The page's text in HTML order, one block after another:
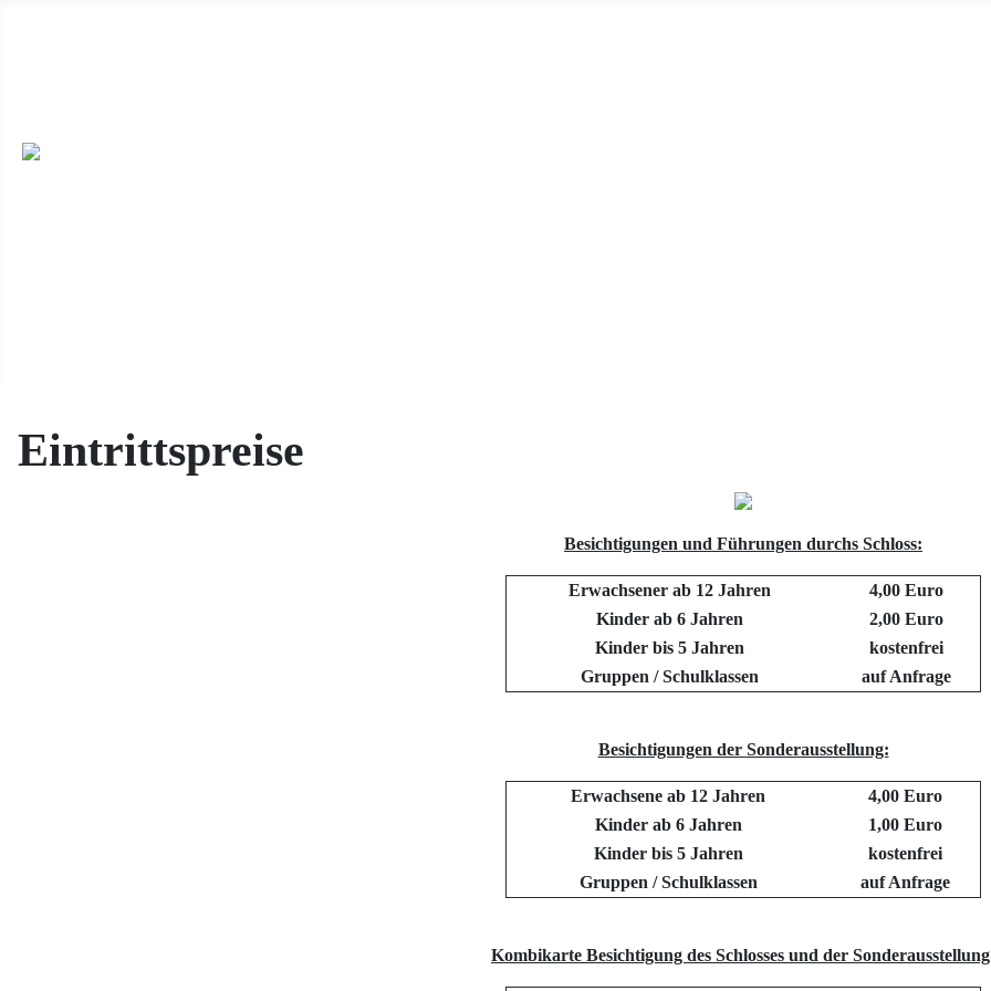
Eintrittspreise
Besichtigungen und Führungen durchs Schloss:
Erwachsener ab 12 Jahren
4,00 Euro
Kinder ab 6 Jahren
2,00 Euro
Kinder bis 5 Jahren
kostenfrei
Gruppen / Schulklassen
auf Anfrage
Besichtigungen der Sonderausstellung:
Erwachsene ab 12 Jahren
4,00 Euro
Kinder ab 6 Jahren
1,00 Euro
Kinder bis 5 Jahren
kostenfrei
Gruppen / Schulklassen
auf Anfrage
Kombikarte Besichtigung des Schlosses und der